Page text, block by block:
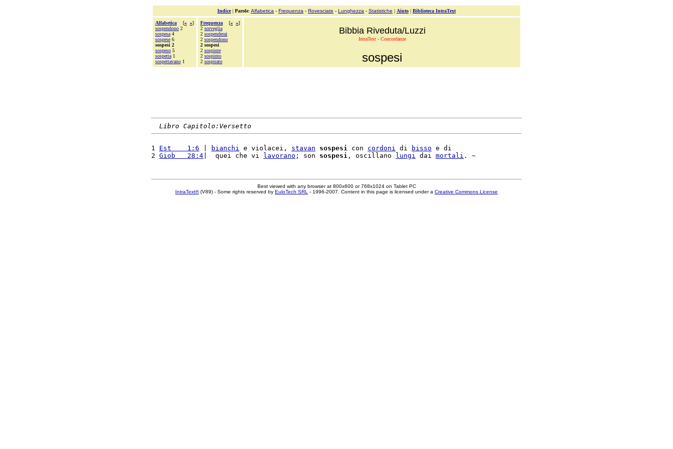
Indice| Parole: Alfabetica - Frequenza - Rovesciate - Lunghezza - Statistiche | Aiuto | Biblioteca IntraText
Alfabetica [« »]
sospendono 2
sospesa 4
sospese 6
sospesi 2
sospeso 5
sospetta 1
sospettavano 1
Frequenza [« »]
2 sorveglia
2 sospenderai
2 sospendono
2 sospesi
2 sospinte
2 sospinto
2 sospirato
Bibbia Riveduta/Luzzi
IntraText - Concordanze
sospesi
Libro Capitolo:Versetto
1 Est    1:6 bianchi e violacei, stavan sospesi con cordoni di bisso e di
2 Giob   28:4 |  quei che vi lavorano ; son sospesi , oscillano lungi dai mortali
Best viewed with any browser at 800x600 or 768x1024 on Tablet PC
IntraText®(V89) - Some rights reserved by EuloTech SRL - 1996-2007. Content in this page is licensed under a Creative Commons License